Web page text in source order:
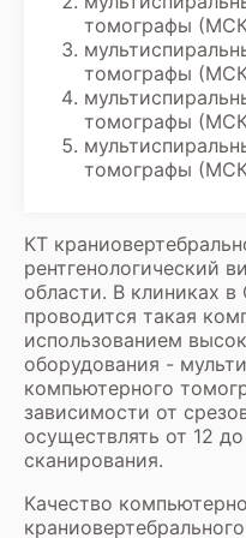
томографы
томографы
томографы
томографы
КТ
рентгенологический
области. В клиниках
проводится такая
использованием
оборудования -
компьютерного
зависимости от
осуществлять от 12
сканирования.
Качество